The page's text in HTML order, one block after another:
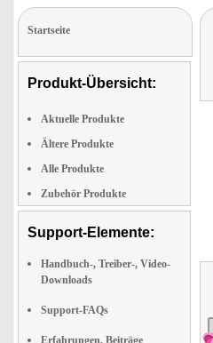
Startseite
Produkt-Übersicht:
Aktuelle Produkte
Ältere Produkte
Alle Produkte
Zubehör Produkte
Support-Elemente:
Handbuch-, Treiber-, Video-
Downloads
Support-FAQs
Erfahrungen, Beiträge